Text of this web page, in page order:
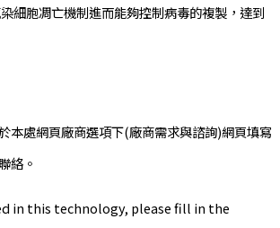
細胞凋亡機制進而能夠控制病毒的複製，達到
本處網頁廠商選項下(廠商需求與諮詢)網頁填寫
絡。
in this technology, please fill in the